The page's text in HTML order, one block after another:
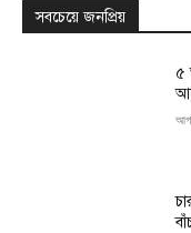
সবচেয়ে জনপ্রিয়
৫